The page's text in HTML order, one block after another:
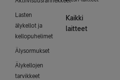
Lasten
älykellot ja
kellopuhelimet
Älysormukset
Älykellojen
tarvikkeet
Kaikki
laitteet